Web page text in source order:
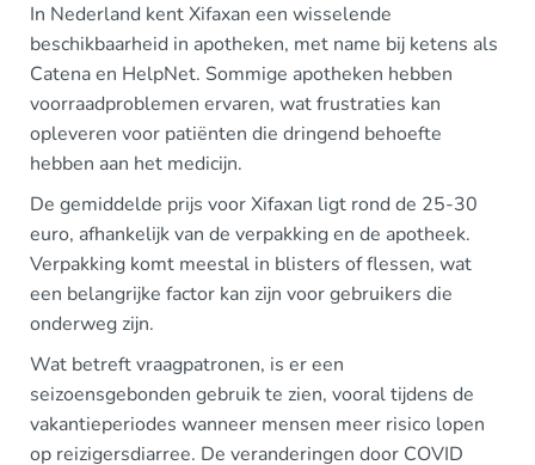
In Nederland kent Xifaxan een wisselende
beschikbaarheid in apotheken, met name bij ketens als
Catena en HelpNet. Sommige apotheken hebben
voorraadproblemen ervaren, wat frustraties kan
opleveren voor patiënten die dringend behoefte
hebben aan het medicijn.
De gemiddelde prijs voor Xifaxan ligt rond de 25-30
euro, afhankelijk van de verpakking en de apotheek.
Verpakking komt meestal in blisters of flessen, wat
een belangrijke factor kan zijn voor gebruikers die
onderweg zijn.
Wat betreft vraagpatronen, is er een
seizoensgebonden gebruik te zien, vooral tijdens de
vakantieperiodes wanneer mensen meer risico lopen
op reizigersdiarree. De veranderingen door COVID